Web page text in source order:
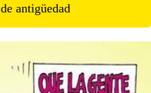
de antigüedad